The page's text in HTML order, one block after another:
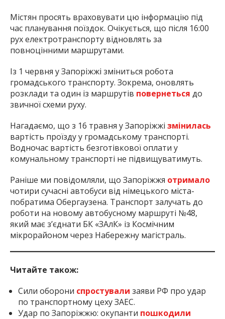
Містян просять враховувати цю інформацію під
час планування поїздок. Очікується, що після 16:00
рух електротранспорту відновлять за
повноцінними маршрутами.
Із 1 червня у Запоріжжі зміниться робота
громадського транспорту. Зокрема, оновлять
розклади та один із маршрутів повернеться до
звичної схеми руху.
Нагадаємо, що з 16 травня у Запоріжжі змінилась
вартість проїзду у громадському транспорті.
Водночас вартість безготівкової оплати у
комунальному транспорті не підвищуватимуть.
Раніше ми повідомляли, що Запоріжжя отримало
чотири сучасні автобуси від німецького міста-
побратима Обергаузена. Транспорт залучать до
роботи на новому автобусному маршруті №48,
який має з’єднати БК «ЗАлК» із Космічним
мікрорайоном через Набережну магістраль.
Читайте також:
Сили оборони спростували заяви РФ про удар
по транспортному цеху ЗАЕС.
Удар по Запоріжжю: окупанти пошкодили